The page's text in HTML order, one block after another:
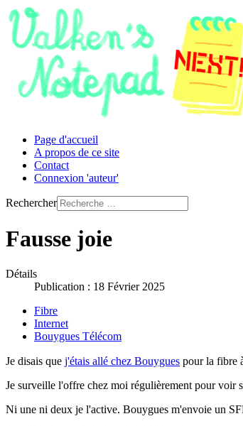
Page d'accueil
A propos de ce site
Contact
Connexion 'auteur'
Rechercher
Fausse joie
Détails
Publication : 18 Février 2025
Fibre
Internet
Bouygues Télécom
Je disais que j'étais allé chez Bouygues pour la fibre
Je surveille l'offre chez moi régulièrement pour voir
Ni une ni deux je l'active. Bouygues m'envoie un